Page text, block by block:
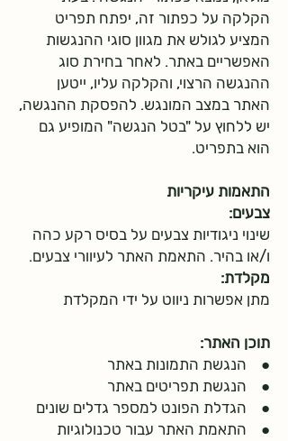
הקלקה על כפתור זה, יפתח תפריט
המציע לגולש את מגוון סוגי ההנגשות
האפשריים באתר. לאחר בחירת סוג
ההנגשה הרצוי, והקלקה עליו, ייטען
האתר במצב המונגש. להפסקת ההנגשה,
יש ללחוץ על "בטל הנגשה" המופיע גם
הוא בתפריט.
התאמות עיקריות
צבעים:
שינוי ניגודיות צבעים על בסיס רקע כהה
ו/או בהיר. התאמת האתר לעיוורי צבעים.
מקלדת:
מתן אפשרות ניווט על ידי המקלדת
תוכן האתר:
● הנגשת התמונות באתר
● הנגשת תפריטים באתר
● הגדלת הפונט למספר גדלים שונים
● התאמת האתר עבור טכנולוגיות